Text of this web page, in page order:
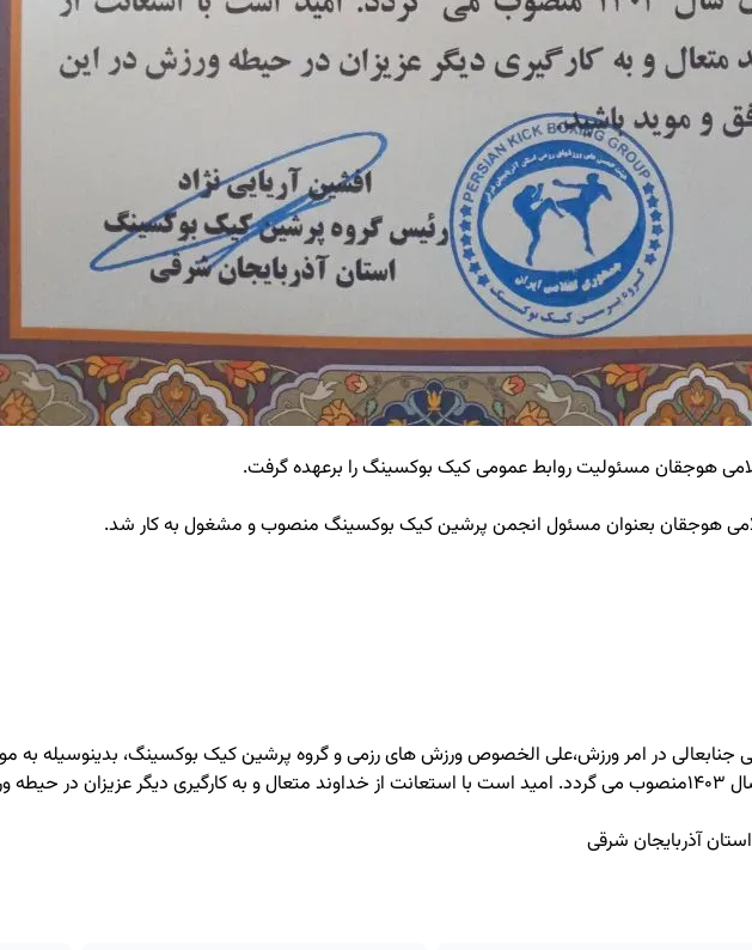
هوجقان مسئولیت روابط عمومی کیک بوکسینگ را برعهده گرفت.
هوجقان بعنوان مسئول انجمن پرشین کیک بوکسینگ منصوب و مشغول به کار شد.
جنابعالی در امر ورزش،علی الخصوص ورزش های رزمی و گروه پرشین کیک بوکسینگ،
باشید.
آذربایجان شرقی